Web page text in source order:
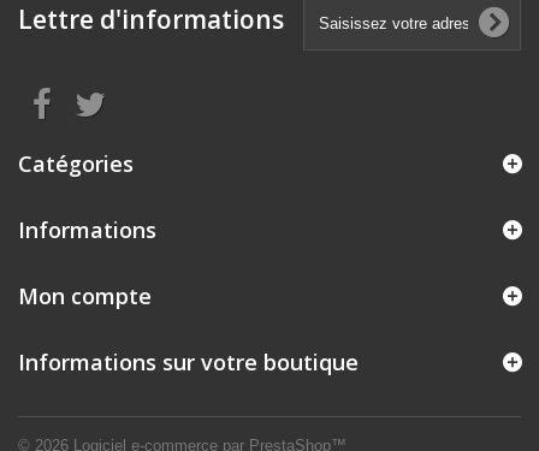
Lettre d'informations
Catégories
Informations
© 2026 Logiciel e-commerce par PrestaShop™
Mon compte
Informations sur votre boutique